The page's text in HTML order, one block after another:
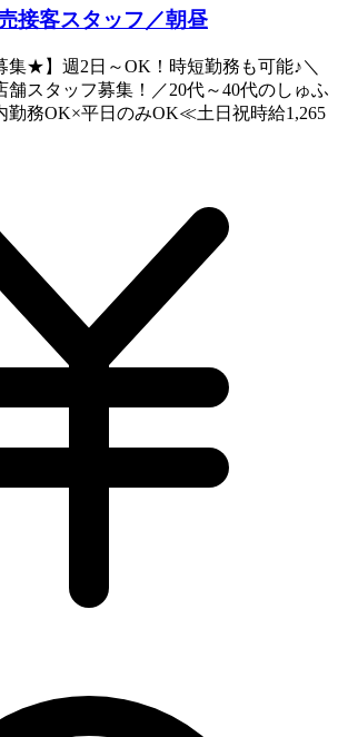
接客スタッフ／朝昼
集★】週2日～OK！時短勤務も可能♪＼
舗スタッフ募集！／20代～40代のしゅふ
勤務OK×平日のみOK≪土日祝時給1,265